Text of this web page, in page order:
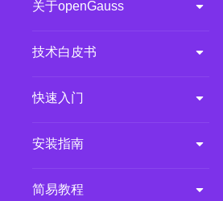
5.1.0 (Preview)
2.0.0 (LTS)
3.1.0 (EOM)
2.0.1 (EOM)
关于openGauss
技术白皮书
快速入门
安装指南
简易教程